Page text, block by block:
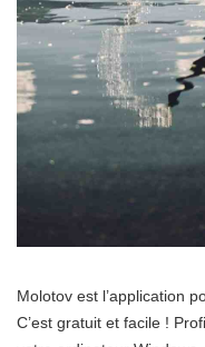
Molotov est l’application
C’est gratuit et facile !